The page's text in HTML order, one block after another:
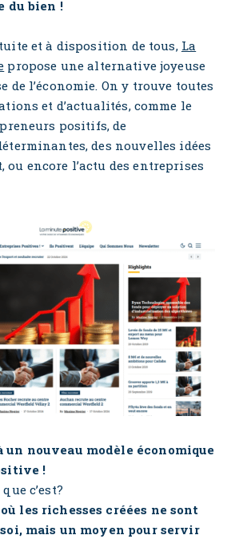
du bien !
et à disposition de tous, La
propose une alternative joyeuse
de l’économie. On y trouve toutes
et d’actualités, comme le
positifs, de
des nouvelles idées
ou encore l’actu des entreprises
un nouveau modèle économique
!
c’est?
les richesses créées ne sont
mais un moyen pour servir